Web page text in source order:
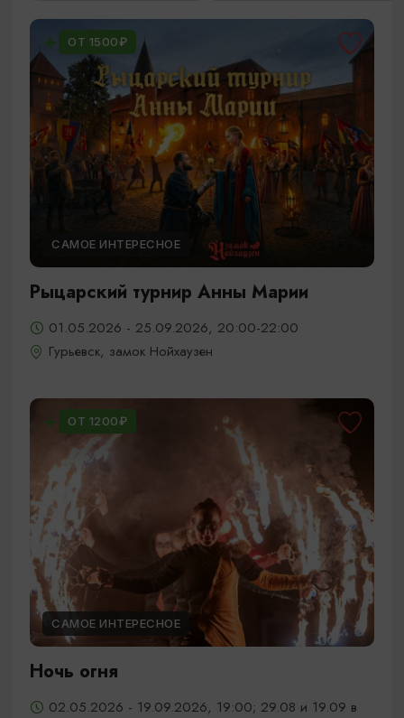
ОТ 1500₽
САМОЕ ИНТЕРЕСНОЕ
Рыцарский турнир Анны Марии
01.05.2026 - 25.09.2026, 20:00-22:00
Гурьевск, замок Нойхаузен
ОТ 1200₽
САМОЕ ИНТЕРЕСНОЕ
Ночь огня
02.05.2026 - 19.09.2026, 19:00; 29.08 и 19.09 в